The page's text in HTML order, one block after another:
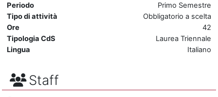
Periodo
Primo Semestre
Tipo di attività
Obbligatorio a scelta
Ore
42
Tipologia CdS
Laurea Triennale
Lingua
Italiano
Staff